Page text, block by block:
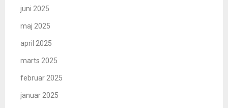
juni 2025
maj 2025
april 2025
marts 2025
februar 2025
januar 2025